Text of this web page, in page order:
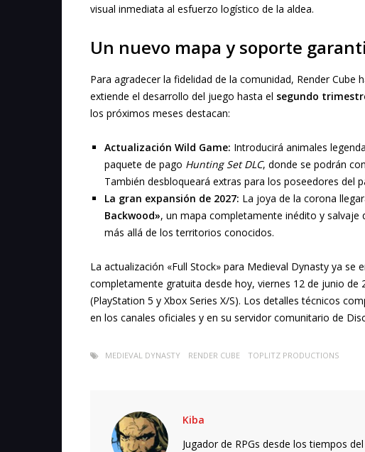
visual inmediata al esfuerzo logístico de la aldea.
Un nuevo mapa y soporte
Para agradecer la fidelidad de la comunidad, Render
extiende el desarrollo del juego hasta el segundo
los próximos meses destacan:
Actualización Wild Game: Introducirá animales
paquete de pago Hunting Set DLC, donde se podrán
También desbloqueará extras para los poseedores del
La gran expansión de 2027: La joya de la corona
Backwood», un mapa completamente inédito y
más allá de los territorios conocidos.
La actualización «Full Stock» para Medieval Dynasty ya se
completamente gratuita desde hoy, viernes 12 de junio de
(PlayStation 5 y Xbox Series X/S). Los detalles técnicos
en los canales oficiales y en su servidor comunitario de
MEDIEVAL DYNASTY RENDER CUBE TOPLITZ PRODUCTIONS
Kiba
Jugador de RPGs desde los tiempos